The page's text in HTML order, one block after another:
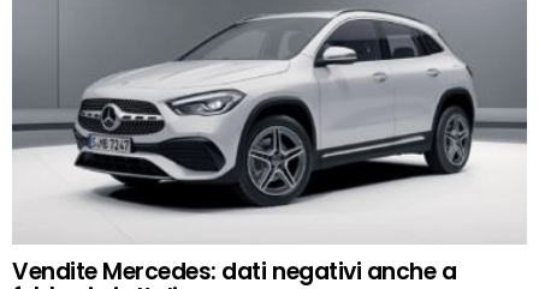
Vendite Mercedes: dati negativi anche a